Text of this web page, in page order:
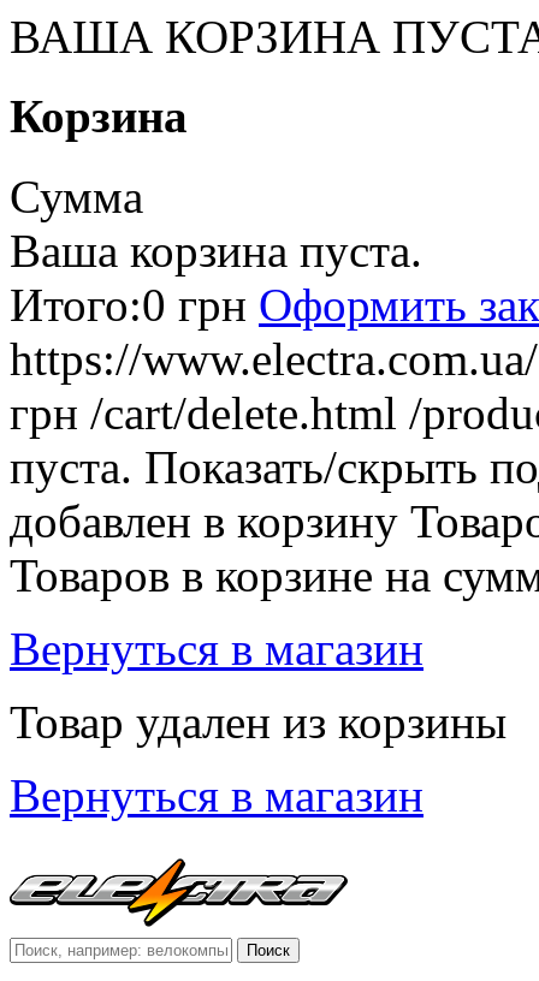
ВАША КОРЗИНА
Корзина
Сумма
Ваша корзина пуста.
Итого:0 грн Оформить
https://
грн /cart/delete.html /
пуста. Показать/скрыть
добавлен в корзину
Товаров в корзине на
Вернуться в магазин
Товар удален из корзины
Вернуться в магазин